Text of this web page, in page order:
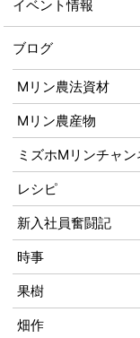
イベント情報
ブログ
Mリン農法資材
Mリン農産物
ミズホMリンチャン
レシピ
新入社員奮闘記
時事
果樹
畑作